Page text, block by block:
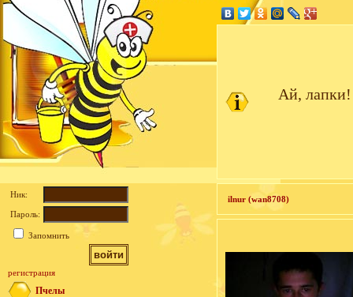
Ник:
Пароль:
Запомнить
регистрация
Пчелы
Ай,
ilnur (wan8708)